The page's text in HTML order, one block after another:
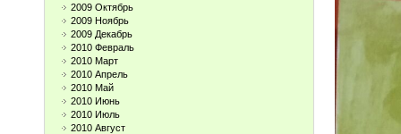
2009 Октябрь
2009 Ноябрь
2009 Декабрь
2010 Февраль
2010 Март
2010 Апрель
2010 Май
2010 Июнь
2010 Июль
2010 Август